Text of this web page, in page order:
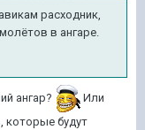
расходник,
в ангаре.
ангар?
Или
которые будут